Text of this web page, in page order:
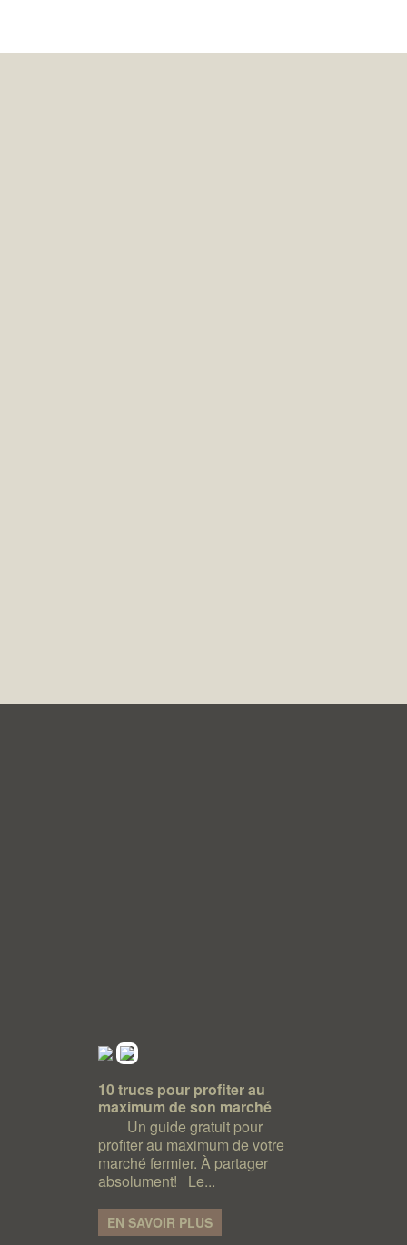
10 trucs pour profiter au
maximum de son marché
Un guide gratuit pour
profiter au maximum de votre
marché fermier. À partager
absolument! Le...
EN SAVOIR PLUS